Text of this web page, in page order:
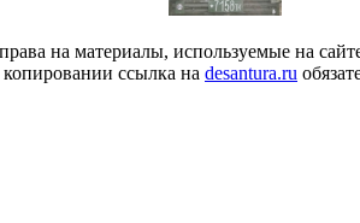
на материалы, используемые на
ссылка на desantura.ru